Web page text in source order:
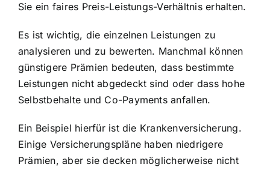
Sie ein faires Preis-Leistungs-Verhältnis erhalten.
Es ist wichtig, die einzelnen Leistungen zu
analysieren und zu bewerten. Manchmal können
günstigere Prämien bedeuten, dass bestimmte
Leistungen nicht abgedeckt sind oder dass hohe
Selbstbehalte und Co-Payments anfallen.
Ein Beispiel hierfür ist die Krankenversicherung.
Einige Versicherungspläne haben niedrigere
Prämien, aber sie decken möglicherweise nicht